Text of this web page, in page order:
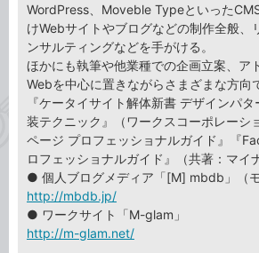
WordPress、Moveble Typeといった
けWebサイトやブログなどの制作全般、
ンサルティングなどを手がける。
ほかにも執筆や他業種での企画立案、ア
Webを中心に置きながらさまざまな方向
『ケータイサイト解体新書 デザインパ
装テクニック』（ワークスコーポレーシ
ページ プロフェッショナルガイド』『
ロフェッショナルガイド』（共著：マイ
● 個人ブログメディア「[M] mbdb」（モ
http://mbdb.jp/
● ワークサイト「M-glam」
http://m-glam.net/